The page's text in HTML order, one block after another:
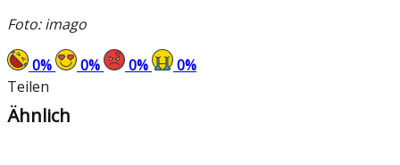
Foto: imago
0% 0% 0% 0%
Teilen
Ähnlich